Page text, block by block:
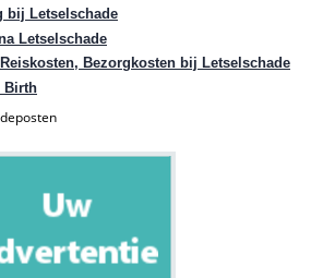
bij Letselschade
Letselschade
Bezorgkosten bij Letselschade
Birth